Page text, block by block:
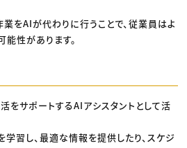
をAIが代わりに行うことで、従業員はよ
性があります。
サポートするAIアシスタントとして活
習し、最適な情報を提供したり、スケジ